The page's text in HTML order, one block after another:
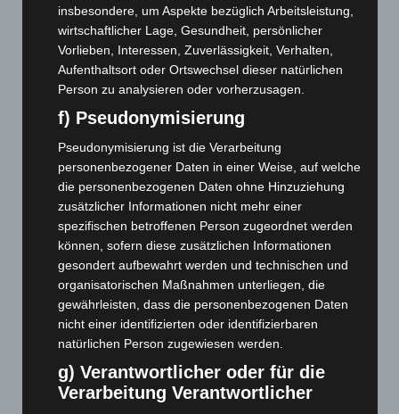
Hannover: Erste Tigermücken-Population in Niedersachsen
entdeckt
7. August 2026
Brand im „Haus der Begegnung“ in Neuwarmbüchen schnell
6. August 2026
Region Hannover: 21 neue Notfallsanitäter starten beim
Roten Kreuz
5. August 2026
Mann läuft mit Hockeyschläger über A7 – Polizei sucht
Zeugen
5. August 2026
Celle: Mensch stirbt bei Bagger-Unfall auf Baustelle
5. August 2026
Gasleitung bei McDonald’s-Umbau in Langenhagen
beschädigt
insbesondere, um Aspekte bezüglich Arbeitsleistung,
wirtschaftlicher Lage, Gesundheit, persönlicher
Vorlieben, Interessen, Zuverlässigkeit, Verhalten,
Aufenthaltsort oder Ortswechsel dieser natürlichen
Person zu analysieren oder vorherzusagen.
f) Pseudonymisierung
Pseudonymisierung ist die Verarbeitung
personenbezogener Daten in einer Weise, auf welche
die personenbezogenen Daten ohne Hinzuziehung
zusätzlicher Informationen nicht mehr einer
spezifischen betroffenen Person zugeordnet werden
können, sofern diese zusätzlichen Informationen
gesondert aufbewahrt werden und technischen und
organisatorischen Maßnahmen unterliegen, die
gewährleisten, dass die personenbezogenen Daten
nicht einer identifizierten oder identifizierbaren
natürlichen Person zugewiesen werden.
g) Verantwortlicher oder für die
Verarbeitung Verantwortlicher